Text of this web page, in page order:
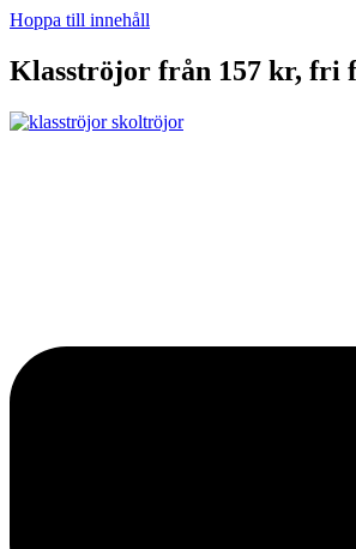
Hoppa till innehåll
Klasströjor från 157 kr, fri